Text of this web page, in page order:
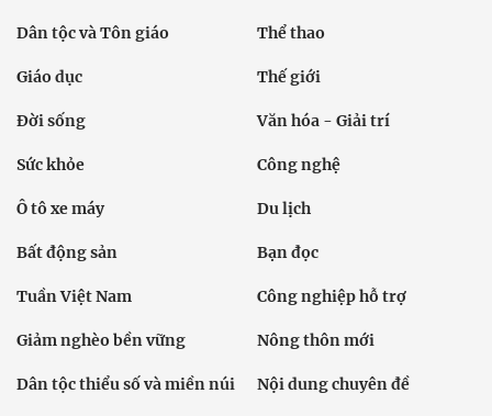
Dân tộc và Tôn giáo Thể thao
Giáo dục Thế giới
Đời sống Văn hóa - Giải trí
Sức khỏe Công nghệ
Ô tô xe máy Du lịch
Bất động sản Bạn đọc
Tuần Việt Nam Công nghiệp hỗ trợ
Giảm nghèo bền vững Nông thôn mới
Dân tộc thiểu số và miền núi Nội dung chuyên đề